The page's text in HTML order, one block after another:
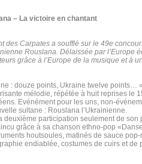
– La victoire en chantant
des Carpates a soufflé sur le 49e
Rouslana. Délaissée par l’Europe
grâce à l’Europe de la musique et à
: douze points, Ukraine twelve points…
mélodie, répétée à huit reprises le
Evénément pour les uns, non-
sultane : Rouslana l’Ukrainienne.
deuxième participation seulement de
grâce à sa chanson ethno-pop
houtsoules, matinés de sauce
endiablée, costumes de cuirs et de